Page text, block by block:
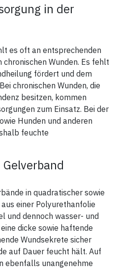
in der
es oft an entsprechenden
Wunden. Es fehlt
fördert und dem
chronischen Wunden, die
besitzen, kommen
zum Einsatz. Bei der
Hunden und anderen
feuchte
in quadratischer sowie
einer Polyurethanfolie
und dennoch wasser- und
dicke sowie haftende
Wundsekrete sicher
auf Dauer feucht hält. Auf
ebenfalls unangenehme